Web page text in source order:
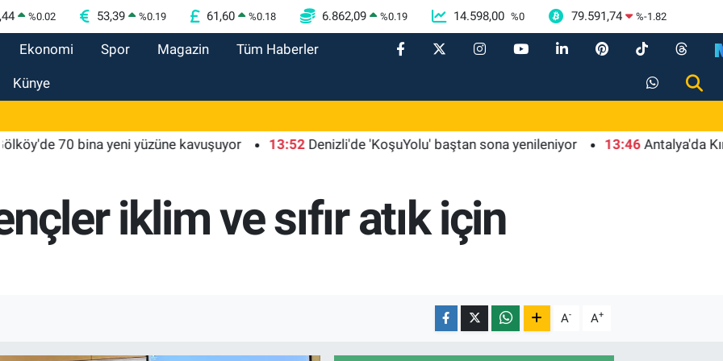
%0.02 53,39 %0.19 61,60 %0.18 6.862,09 %0.19 14.598,00 %0 79.591,74 %-1.82
Ekonomi Spor Magazin Tüm Haberler
Künye
70 bina yeni yüzüne kavuşuyor 13:52 Denizli'de 'KoşuYolu' baştan sona yenileniyor 13:46 Antalya'da
iklim ve sıfır atık için
A- A+